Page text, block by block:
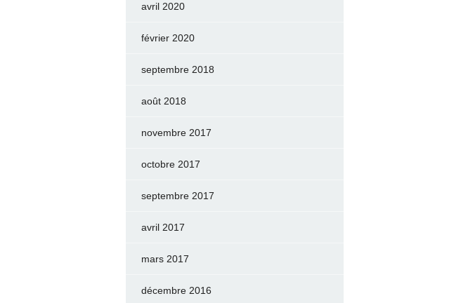
avril 2020
février 2020
septembre 2018
août 2018
novembre 2017
octobre 2017
septembre 2017
avril 2017
mars 2017
décembre 2016